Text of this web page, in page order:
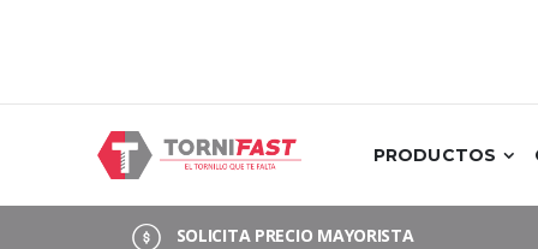
PRODUCTOS
SOLICITA PRECIO MAYORISTA